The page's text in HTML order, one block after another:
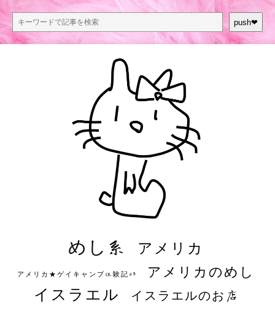
push❤︎
めし系 アメリカ
アメリカ★ゲイキャンプ体験記S3 アメリカのめし
イスラエル イスラエルのお店